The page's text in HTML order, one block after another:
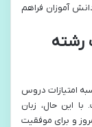
آموزان فراهم
رشته
امتیازات دروس
این حال، زبان
و برای موفقیت